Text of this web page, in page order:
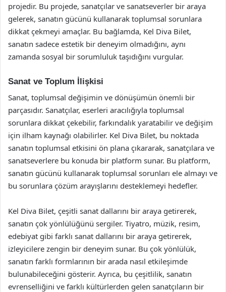
projedir. Bu projede, sanatçılar ve sanatseverler bir araya
gelerek, sanatın gücünü kullanarak toplumsal sorunlara
dikkat çekmeyi amaçlar. Bu bağlamda, Kel Diva Bilet,
sanatın sadece estetik bir deneyim olmadığını, aynı
zamanda sosyal bir sorumluluk taşıdığını vurgular.
Sanat ve Toplum İlişkisi
Sanat, toplumsal değişimin ve dönüşümün önemli bir
parçasıdır. Sanatçılar, eserleri aracılığıyla toplumsal
sorunlara dikkat çekebilir, farkındalık yaratabilir ve değişim
için ilham kaynağı olabilirler. Kel Diva Bilet, bu noktada
sanatın toplumsal etkisini ön plana çıkararak, sanatçılara ve
sanatseverlere bu konuda bir platform sunar. Bu platform,
sanatın gücünü kullanarak toplumsal sorunları ele almayı ve
bu sorunlara çözüm arayışlarını desteklemeyi hedefler.
Kel Diva Bilet, çeşitli sanat dallarını bir araya getirerek,
sanatın çok yönlülüğünü sergiler. Tiyatro, müzik, resim,
edebiyat gibi farklı sanat dallarını bir araya getirerek,
izleyicilere zengin bir deneyim sunar. Bu çok yönlülük,
sanatın farklı formlarının bir arada nasıl etkileşimde
bulunabileceğini gösterir. Ayrıca, bu çeşitlilik, sanatın
evrenselliğini ve farklı kültürlerden gelen sanatçıların bir